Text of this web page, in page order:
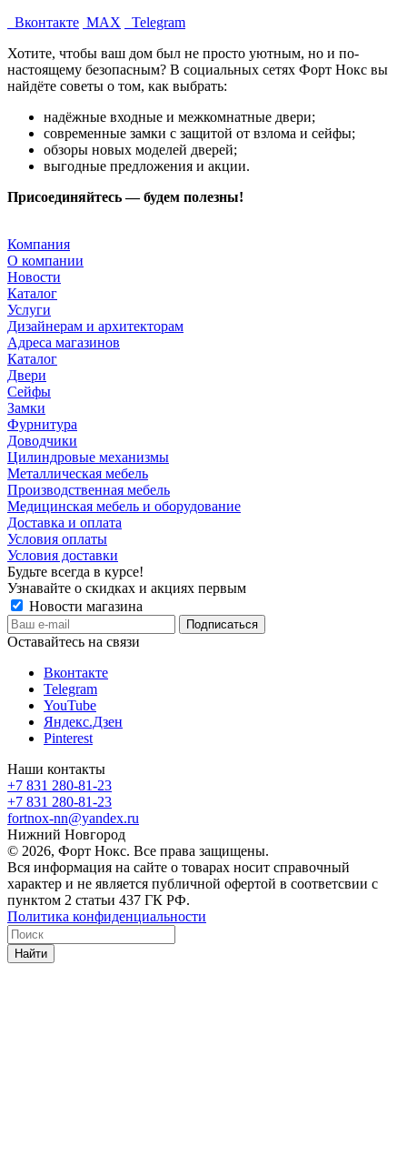
Вконтакте MAX
Telegram
Хотите, чтобы ваш дом был не просто уютным, но и по-
настоящему безопасным? В социальных сетях Форт Нокс вы
найдёте советы о том, как выбрать:
надёжные входные и межкомнатные двери;
современные замки с защитой от взлома и сейфы;
обзоры новых моделей дверей;
выгодные предложения и акции.
Присоединяйтесь — будем полезны!
Компания
О компании
Новости
Каталог
Услуги
Дизайнерам и архитекторам
Адреса магазинов
Каталог
Двери
Сейфы
Замки
Фурнитура
Доводчики
Цилиндровые механизмы
Металлическая мебель
Производственная мебель
Медицинская мебель и оборудование
Доставка и оплата
Условия оплаты
Условия доставки
Будьте всегда в курсе!
Узнавайте о скидках и акциях первым
Новости магазина
Оставайтесь на связи
Вконтакте
Telegram
YouTube
Яндекс.Дзен
Pinterest
Наши контакты
+7 831 280-81-23
+7 831 280-81-23
fortnox-nn@yandex.ru
Нижний Новгород
© 2026, Форт Нокс. Все права защищены.
Вся информация на сайте о товарах носит справочный
характер и не является публичной офертой в соответсвии с
пунктом 2 статьи 437 ГК РФ.
Политика конфиденциальности
Найти